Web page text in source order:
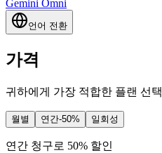
Gemini Omni
언어 전환
가격
귀하에게 가장 적합한 플랜 선택
월별 연간-50% 일회성
연간 청구로 50% 할인